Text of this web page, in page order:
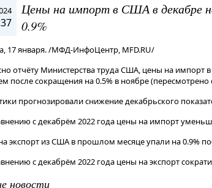
Цены на импорт в США в декабре
0.9%
17 января. /МФД-ИнфоЦентр, MFD.RU/
отчёту Министерства труда США, цены на
после сокращения на 0.5% в ноябре (пересмотрено
прогнозировали снижение декабрьского
с декабрём 2022 года цены на импорт
экспорт из США в прошлом месяце упали на 0.9%
с декабрём 2022 года цены на экспорт
новости